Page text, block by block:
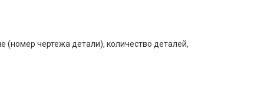
(номер чертежа детали), количество деталей,